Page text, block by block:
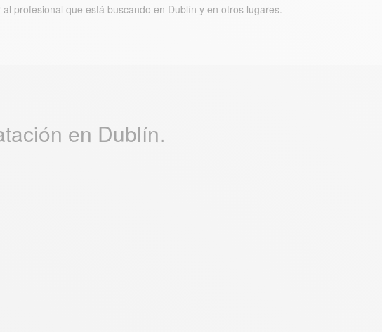
profesional que está buscando en Dublín y en otros lugares.
en Dublín.